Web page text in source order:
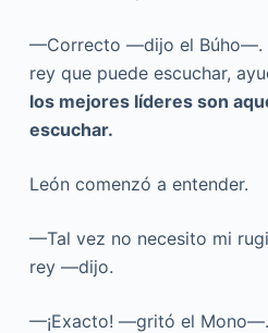
—Correcto —dijo el Búho—.
rey que puede escuchar,
los mejores líderes son
escuchar.
León comenzó a entender.
—Tal vez no necesito mi
rey —dijo.
—¡Exacto! —gritó el Mono—.